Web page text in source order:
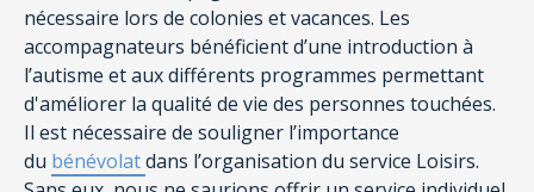
nécessaire lors de colonies et vacances. Les
accompagnateurs bénéficient d’une introduction à
l’autisme et aux différents programmes permettant
d'améliorer la qualité de vie des personnes touchées.
Il est nécessaire de souligner l’importance
du bénévolatdans l’organisation du service Loisirs.